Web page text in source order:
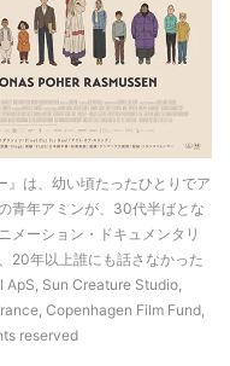
』は、幼い頃たったひとりでア
青年アミンが、30代半ばとな
メーション・ドキュメンタリ
20年以上誰にも話さなかった
ApS, Sun Creature Studio,
Copenhagen Film Fund,
reserved